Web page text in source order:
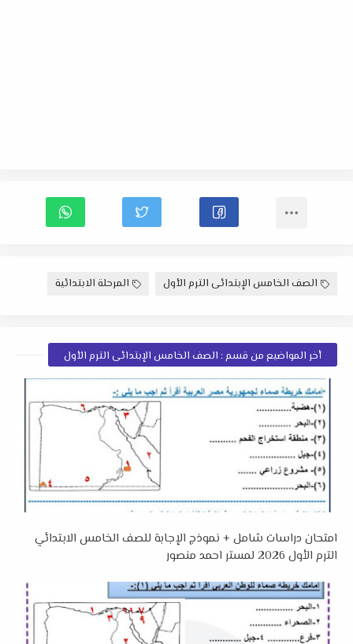
الصف الخامس الإبتدائى الترم الأول المرحلة الابتدائية
أخر المواضيع من قسم : الصف الخامس الإبتدائى الترم الأول
امتحان دراسات شامل + نموذج الإجابة للصف الخامس الابتدائي
الترم الأول 2026 لمستر احمد منصور